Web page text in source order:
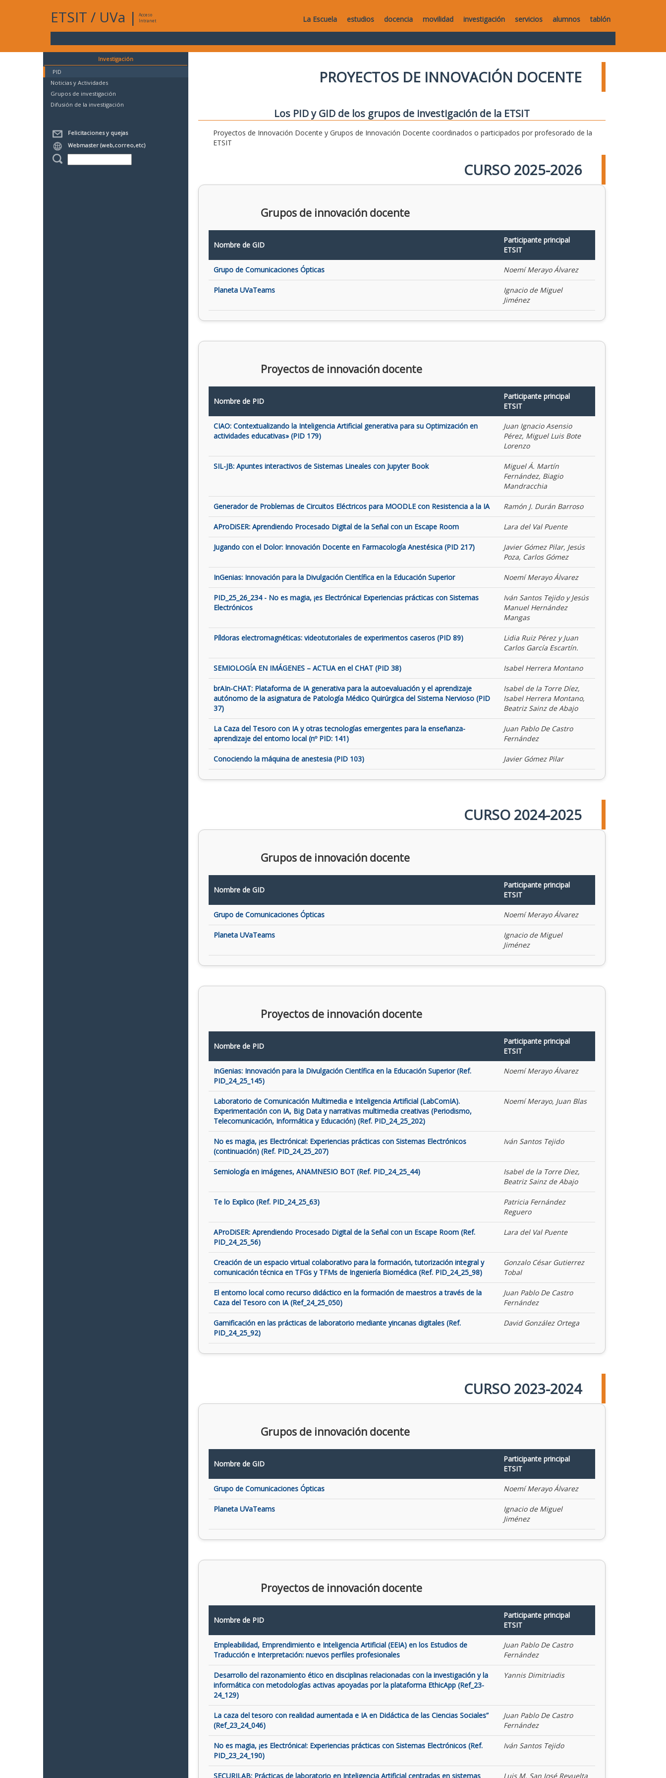
ETSIT / UVa |
Acceso
Intranet
La Escuela estudios docencia movilidad investigación servicios alumnos tablón
Investigación
PID
Noticias y Actividades
Grupos de investigación
Difusión de la investigación
Felicitaciones y quejas
Webmaster (web,correo,etc)
PROYECTOS DE INNOVACIÓN DOCENTE
Los PID y GID de los grupos de investigación de la ETSIT
Proyectos de Innovación Docente y Grupos de Innovación Docente coordinados o participados por profesorado de la
ETSIT
CURSO 2025-2026
Grupos de innovación docente
Nombre de GID
Participante principal
ETSIT
Grupo de Comunicaciones Ópticas Noemí Merayo Álvarez
Planeta UVaTeams
Ignacio de Miguel
Jiménez
Proyectos de innovación docente
Nombre de PID
Participante principal
ETSIT
CIAO: Contextualizando la Inteligencia Artificial generativa para su Optimización en
actividades educativas» (PID 179)
Juan Ignacio Asensio
Pérez, Miguel Luis Bote
Lorenzo
SIL-JB: Apuntes interactivos de Sistemas Lineales con Jupyter Book
Miguel Á. Martín
Fernández, Biagio
Mandracchia
Generador de Problemas de Circuitos Eléctricos para MOODLE con Resistencia a la IA Ramón J. Durán Barroso
AProDiSER: Aprendiendo Procesado Digital de la Señal con un Escape Room Lara del Val Puente
Jugando con el Dolor: Innovación Docente en Farmacología Anestésica (PID 217)
Javier Gómez Pilar, Jesús
Poza, Carlos Gómez
InGenias: Innovación para la Divulgación Científica en la Educación Superior Noemí Merayo Álvarez
PID_25_26_234 - No es magia, ¡es Electrónica! Experiencias prácticas con Sistemas
Electrónicos
Iván Santos Tejido y Jesús
Manuel Hernández
Mangas
Píldoras electromagnéticas: videotutoriales de experimentos caseros (PID 89)
Lidia Ruiz Pérez y Juan
Carlos García Escartín.
SEMIOLOGÍA EN IMÁGENES – ACTUA en el CHAT (PID 38) Isabel Herrera Montano
brAIn-CHAT: Plataforma de IA generativa para la autoevaluación y el aprendizaje
autónomo de la asignatura de Patología Médico Quirúrgica del Sistema Nervioso (PID
37)
Isabel de la Torre Díez,
Isabel Herrera Montano,
Beatriz Sainz de Abajo
La Caza del Tesoro con IA y otras tecnologías emergentes para la enseñanza-
aprendizaje del entorno local (nº PID: 141)
Juan Pablo De Castro
Fernández
Conociendo la máquina de anestesia (PID 103) Javier Gómez Pilar
CURSO 2024-2025
Grupos de innovación docente
Nombre de GID
Participante principal
ETSIT
Grupo de Comunicaciones Ópticas Noemí Merayo Álvarez
Planeta UVaTeams
Ignacio de Miguel
Jiménez
Proyectos de innovación docente
Nombre de PID
Participante principal
ETSIT
InGenias: Innovación para la Divulgación Científica en la Educación Superior (Ref.
PID_24_25_145)
Noemí Merayo Álvarez
Laboratorio de Comunicación Multimedia e Inteligencia Artificial (LabComIA).
Experimentación con IA, Big Data y narrativas multimedia creativas (Periodismo,
Telecomunicación, Informática y Educación) (Ref. PID_24_25_202)
Noemí Merayo, Juan Blas
No es magia, ¡es Electrónica!: Experiencias prácticas con Sistemas Electrónicos
(continuación) (Ref. PID_24_25_207)
Iván Santos Tejido
Semiología en imágenes, ANAMNESIO BOT (Ref. PID_24_25_44)
Isabel de la Torre Diez,
Beatriz Sainz de Abajo
Te lo Explico (Ref. PID_24_25_63)
Patricia Fernández
Reguero
AProDiSER: Aprendiendo Procesado Digital de la Señal con un Escape Room (Ref.
PID_24_25_56)
Lara del Val Puente
Creación de un espacio virtual colaborativo para la formación, tutorización integral y
comunicación técnica en TFGs y TFMs de Ingeniería Biomédica (Ref. PID_24_25_98)
Gonzalo César Gutierrez
Tobal
El entorno local como recurso didáctico en la formación de maestros a través de la
Caza del Tesoro con IA (Ref_24_25_050)
Juan Pablo De Castro
Fernández
Gamificación en las prácticas de laboratorio mediante yincanas digitales (Ref.
PID_24_25_92)
David González Ortega
CURSO 2023-2024
Grupos de innovación docente
Nombre de GID
Participante principal
ETSIT
Grupo de Comunicaciones Ópticas Noemí Merayo Álvarez
Planeta UVaTeams
Ignacio de Miguel
Jiménez
Proyectos de innovación docente
Nombre de PID
Participante principal
ETSIT
Empleabilidad, Emprendimiento e Inteligencia Artificial (EEIA) en los Estudios de
Traducción e Interpretación: nuevos perfiles profesionales
Juan Pablo De Castro
Fernández
Desarrollo del razonamiento ético en disciplinas relacionadas con la investigación y la
informática con metodologías activas apoyadas por la plataforma EthicApp (Ref_23-
24_129)
Yannis Dimitriadis
La caza del tesoro con realidad aumentada e IA en Didáctica de las Ciencias Sociales”
(Ref_23_24_046)
Juan Pablo De Castro
Fernández
No es magia, ¡es Electrónica!: Experiencias prácticas con Sistemas Electrónicos (Ref.
PID_23_24_190)
Iván Santos Tejido
SECURILAB: Prácticas de laboratorio en Inteligencia Artificial centradas en sistemas Luis M. San José Revuelta